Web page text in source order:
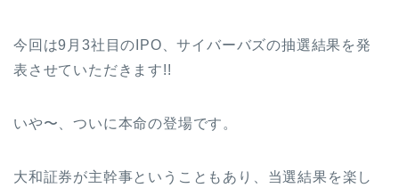
今回は9月3社目のIPO、サイバーバズの抽選結果を発
表させていただきます!!
いや〜、ついに本命の登場です。
大和証券が主幹事ということもあり、当選結果を楽し